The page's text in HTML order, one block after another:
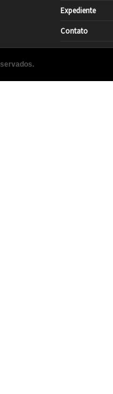
Expediente
Contato